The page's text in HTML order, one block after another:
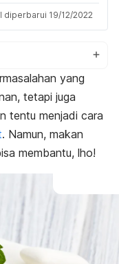
diperbarui 19/12/2022
yang
tetapi juga
tentu menjadi cara
. Namun, makan
membantu, lho!